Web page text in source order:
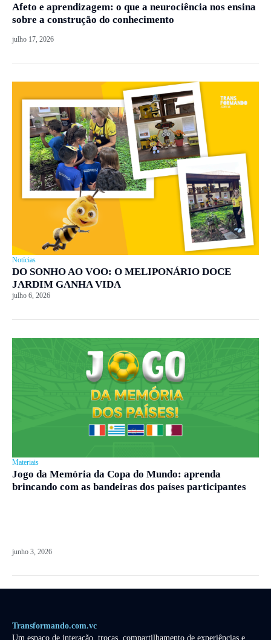
Afeto e aprendizagem: o que a neurociência nos ensina
sobre a construção do conhecimento
julho 17, 2026
Notícias
DO SONHO AO VOO: O MELIPONÁRIO DOCE
JARDIM GANHA VIDA
julho 6, 2026
Materiais
Jogo da Memória da Copa do Mundo: aprenda
brincando com as bandeiras dos países participantes
junho 3, 2026
Transformando.com.vc
Um espaço de interação, trocas, compartilhamento de experiências e